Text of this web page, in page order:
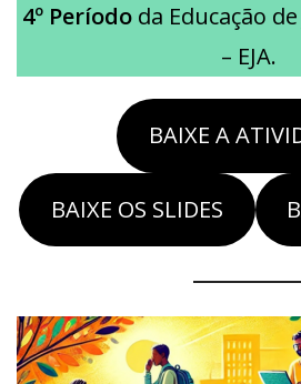
4º Períododa Educação
– EJA.
BAIXE A
BAIXE OS SLIDES